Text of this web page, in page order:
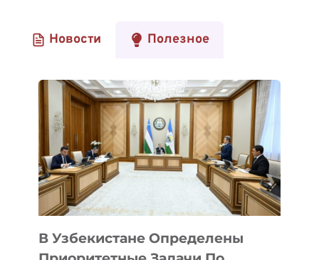
Новости Полезное
В Узбекистане Определены